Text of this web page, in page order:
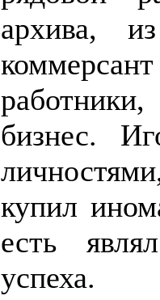
архива,
бизнес.
купил
есть
успеха.